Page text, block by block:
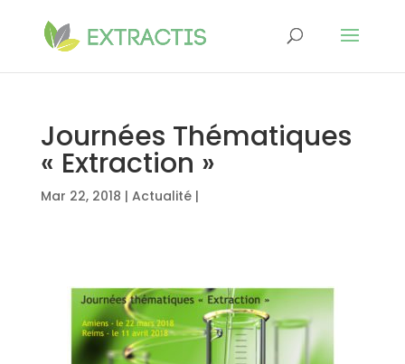
Journées Thématiques
« Extraction »
Mar 22, 2018 | Actualité|